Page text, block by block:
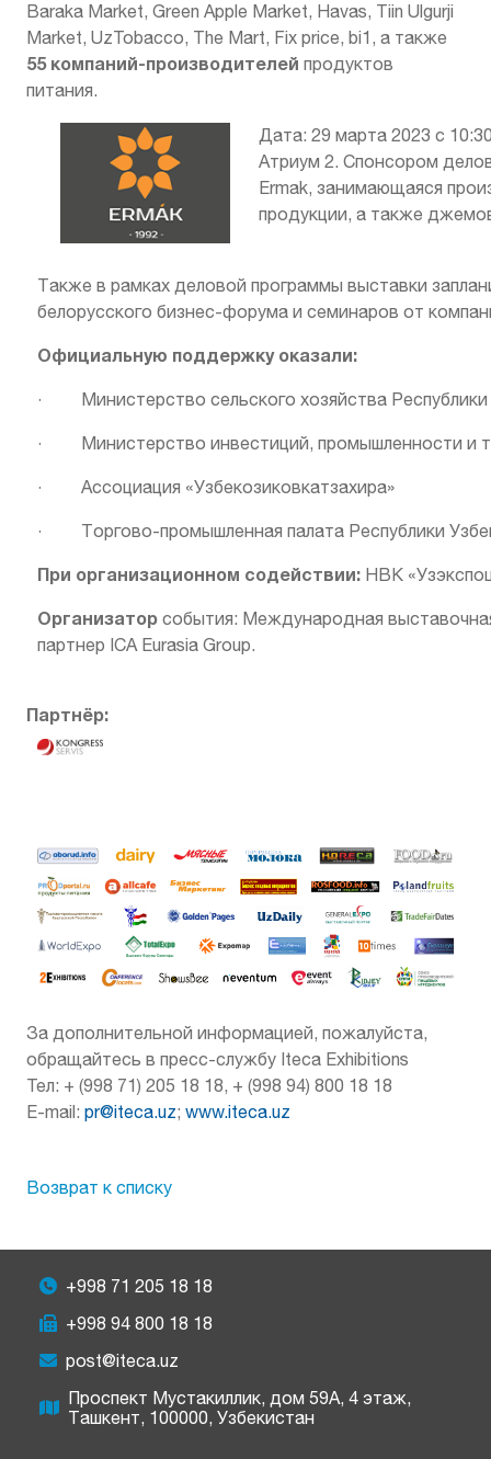
Baraka Market, Green Apple Market, Havas, Tiin Ulgurji
Market, UzTobacco, The Mart, Fix price, bi1, а также
55 компаний-производителей продуктов
питания.
Дата: 29 марта 2023 с
Атриум 2. Спонсором
Ermak, занимающаяся
продукции, а также
Также в рамках деловой программы выставки
белорусского бизнес-форума и семинаров от
Официальную поддержку оказали:
· Министерство сельского хозяйства Республики
· Министерство инвестиций, промышленности и
· Ассоциация «Узбекозиковкатзахира»
· Торгово-промышленная палата Республики
При организационном содействии: НВК
Организатор события: Международная
партнер ICA Eurasia Group.
Партнёр:
За дополнительной информацией, пожалуйста,
обращайтесь в пресс-службу Iteca Exhibitions
Teл: + (998 71) 205 18 18, + (998 94) 800 18 18
E-mail: pr@iteca.uz; www.iteca.uz
Возврат к списку
+998 71 205 18 18
+998 94 800 18 18
post@iteca.uz
Проспект Мустакиллик, дом 59А, 4 этаж,
Ташкент, 100000, Узбекистан